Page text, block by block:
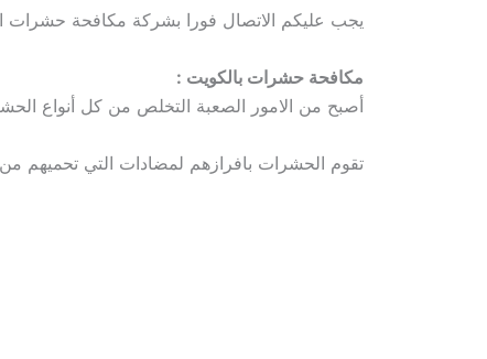
يجب عليكم الاتصال فورا بشركة مكافحة حشرات
مكافحة حشرات بالكويت :
أصبح من الامور الصعبة التخلص من كل أنواع
تقوم الحشرات بافرازهم لمضادات التي تحميهم